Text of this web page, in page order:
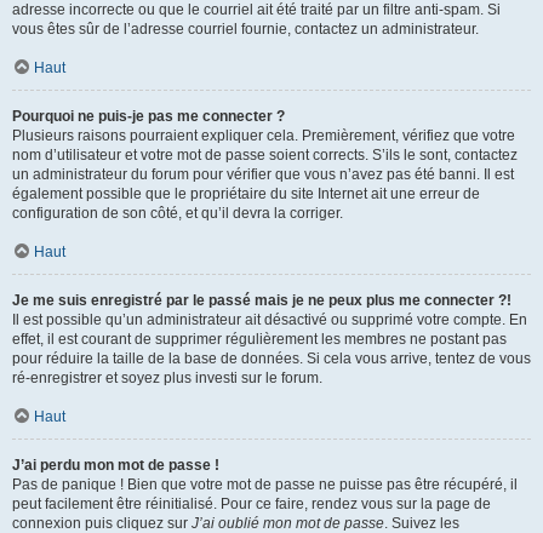
adresse incorrecte ou que le courriel ait été traité par un filtre anti-spam. Si
vous êtes sûr de l’adresse courriel fournie, contactez un administrateur.
Haut
Pourquoi ne puis-je pas me connecter ?
Plusieurs raisons pourraient expliquer cela. Premièrement, vérifiez que votre
nom d’utilisateur et votre mot de passe soient corrects. S’ils le sont, contactez
un administrateur du forum pour vérifier que vous n’avez pas été banni. Il est
également possible que le propriétaire du site Internet ait une erreur de
configuration de son côté, et qu’il devra la corriger.
Haut
Je me suis enregistré par le passé mais je ne peux plus me connecter ?!
Il est possible qu’un administrateur ait désactivé ou supprimé votre compte. En
effet, il est courant de supprimer régulièrement les membres ne postant pas
pour réduire la taille de la base de données. Si cela vous arrive, tentez de vous
ré-enregistrer et soyez plus investi sur le forum.
Haut
J’ai perdu mon mot de passe !
Pas de panique ! Bien que votre mot de passe ne puisse pas être récupéré, il
peut facilement être réinitialisé. Pour ce faire, rendez vous sur la page de
connexion puis cliquez sur J’ai oublié mon mot de passe. Suivez les